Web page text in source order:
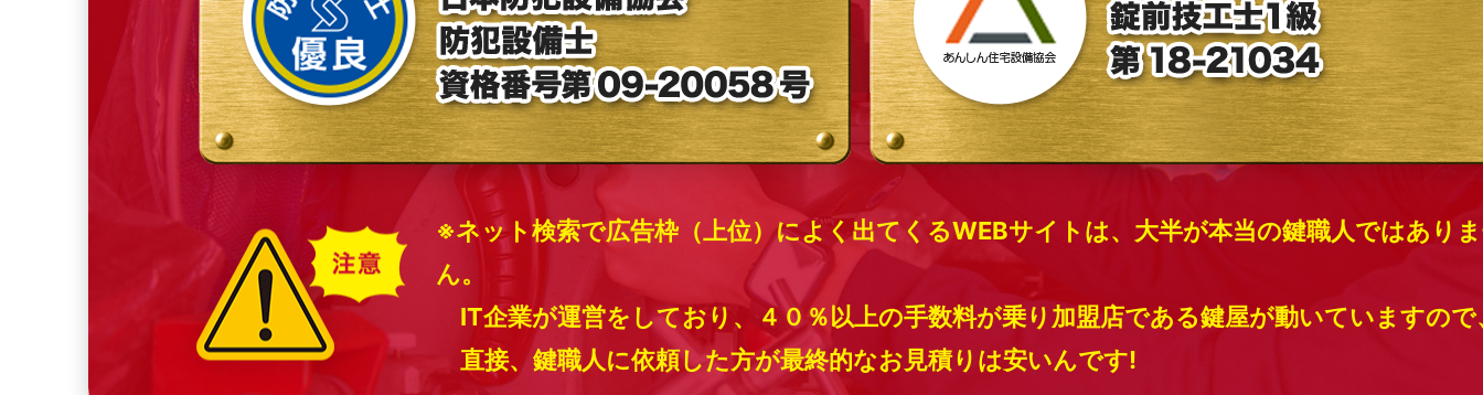
※ネット検索で広告枠（上位）によく出てくるWEBサイトは、大半が本当の鍵職人ではあり
ん。
IT企業が運営をしており、４０％以上の手数料が乗り加盟店である鍵屋が動いていますので
直接、鍵職人に依頼した方が最終的なお見積りは安いんです!